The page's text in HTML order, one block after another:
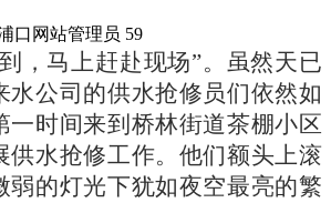
口网站管理员 59
，马上赶赴现场”。虽然天已
水公司的供水抢修员们依然如
一时间来到桥林街道茶棚小区
供水抢修工作。他们额头上滚
弱的灯光下犹如夜空最亮的繁